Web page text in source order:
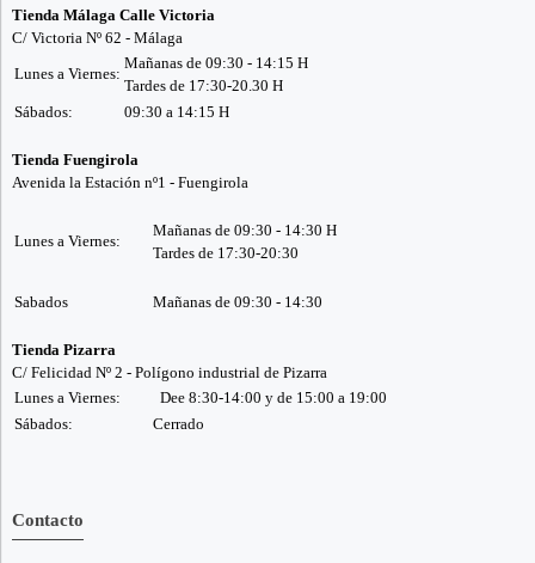
Tienda Málaga Calle Victoria
C/ Victoria Nº 62 - Málaga
Lunes a Viernes:
Mañanas de 09:30 - 14:15 H
Tardes de 17:30-20.30 H
Sábados:
09:30 a 14:15 H
Tienda Fuengirola
Avenida la Estación nº1 - Fuengirola
Lunes a Viernes:
Mañanas de 09:30 - 14:30 H
Tardes de 17:30-20:30
Sabados Mañanas de 09:30 - 14:30
Tienda Pizarra
C/ Felicidad Nº 2 - Polígono industrial de Pizarra
Lunes a Viernes:
Dee 8:30-14:00 y de 15:00 a 19:00
Sábados:
Cerrado
Contacto